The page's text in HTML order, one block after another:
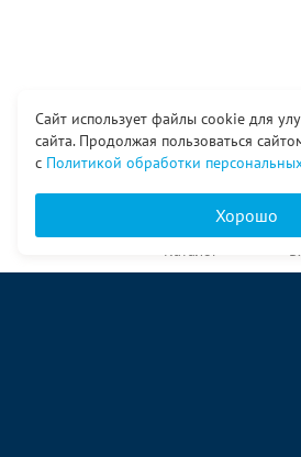
Сайт использует файлы cookie для
сайта. Продолжая пользоваться
с Политикой обработки
Хорошо